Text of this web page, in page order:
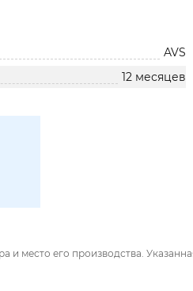
AVS
12 месяцев
и место его производства.